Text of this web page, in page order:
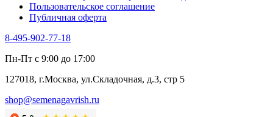
Эндивий
Эстрагон
Алтей
Бессмертник
Валериана
Валерианелла
Гибискус лекарственный
Пользовательское соглашение
Публичная оферта
8-495-902-77-18
Пн-Пт с 9:00 до 17:00
127018, г.Москва, ул.Складочная, д.3, стр 5
shop@semenagavrish.ru